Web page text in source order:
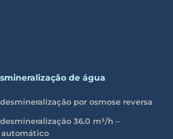
de água
por osmose reversa
36.0 m³/h –